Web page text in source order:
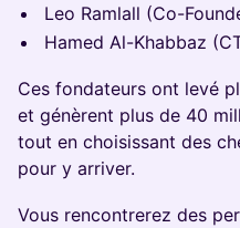
Leo Ramlall (Co-
Hamed Al-Khabbaz
Ces fondateurs ont levé
et génèrent plus de 40
tout en choisissant des
pour y arriver.
Vous rencontrerez des